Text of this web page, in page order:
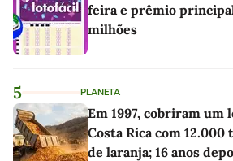
feira e prêmio
milhões
5 PLANETA
Em 1997, cobriram um
Costa Rica com 12.000
de laranja; 16 anos